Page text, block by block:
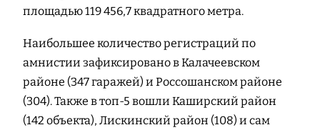
площадью 119 456,7 квадратного метра.
Наибольшее количество регистраций по
амнистии зафиксировано в Калачеевском
районе (347 гаражей) и Россошанском районе
(304). Также в топ-5 вошли Каширский район
(142 объекта), Лискинский район (108) и сам